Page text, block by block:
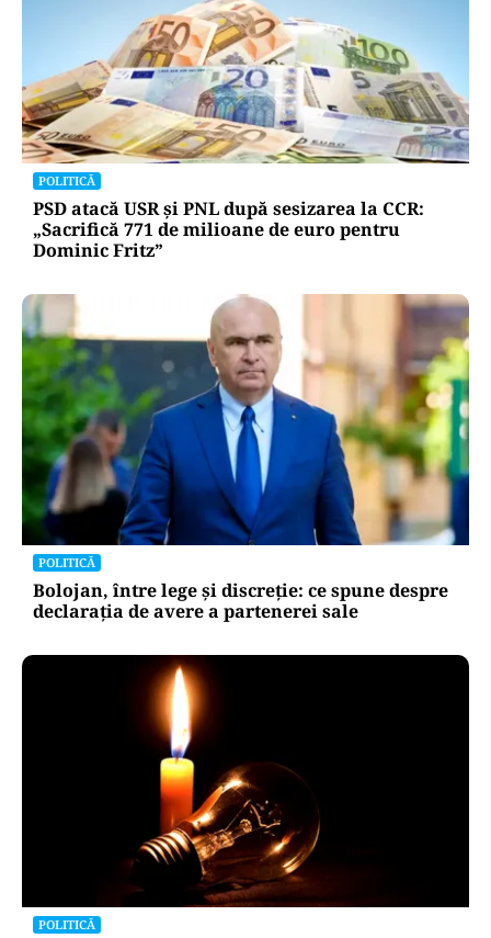
POLITICĂ
PSD atacă USR și PNL după sesizarea la CCR:
„Sacrifică 771 de milioane de euro pentru
Dominic Fritz”
POLITICĂ
Bolojan, între lege și discreție: ce spune despre
declarația de avere a partenerei sale
POLITICĂ